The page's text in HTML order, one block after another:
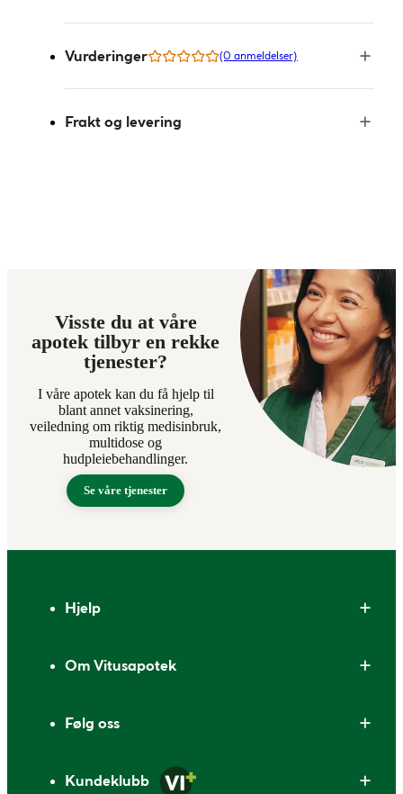
Vurderinger (0 anmeldelser)
Frakt og levering
Visste du at våre
apotek tilbyr en rekke
tjenester?
I våre apotek kan du få hjelp til
blant annet vaksinering,
veiledning om riktig medisinbruk,
multidose og
hudpleiebehandlinger.
Se våre tjenester
Hjelp
Om Vitusapotek
Følg oss
Kundeklubb